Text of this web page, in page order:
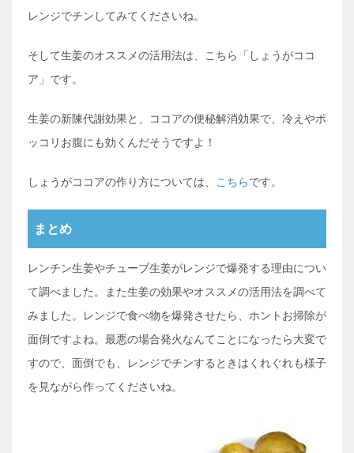
レンジでチンしてみてくださいね。
そして生姜のオススメの活用法は、こちら「しょうがココ
ア」です。
生姜の新陳代謝効果と、ココアの便秘解消効果で、冷えやポ
ッコリお腹にも効くんだそうですよ！
しょうがココアの作り方については、 こちらです。
まとめ
レンチン生姜やチューブ生姜がレンジで爆発する理由につい
て調べました。また生姜の効果やオススメの活用法を調べて
みました。レンジで食べ物を爆発させたら、ホントお掃除が
面倒ですよね。最悪の場合発火なんてことになったら大変で
すので、面倒でも、レンジでチンするときはくれぐれも様子
を見ながら作ってくださいね。